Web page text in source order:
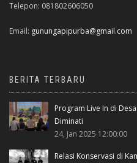
Telepon: 081802606050
Email: gunungapipurba@gmail.com
BERITA TERBARU
Program Live In di
Diminati
24, Jan 2025 12:00:00
Relasi Konservasi di